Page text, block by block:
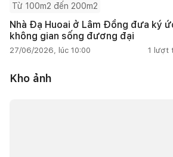
Từ 100m2 đến 200m2
Nhà Đạ Huoai ở Lâm Đồng đưa ký
không gian sống đương đại
27/06/2026, lúc 10:00 1 lượt
Kho ảnh